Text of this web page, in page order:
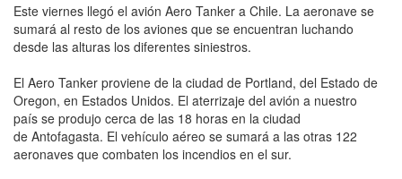
Este viernes llegó el avión Aero Tanker a Chile. La aeronave se
sumará al resto de los aviones que se encuentran luchando
desde las alturas los diferentes siniestros.
El Aero Tanker proviene de la ciudad de Portland, del Estado de
Oregon, en Estados Unidos. El aterrizaje del avión a nuestro
país se produjo cerca de las 18 horas en la ciudad
de Antofagasta. El vehículo aéreo se sumará a las otras 122
aeronaves que combaten los incendios en el sur.